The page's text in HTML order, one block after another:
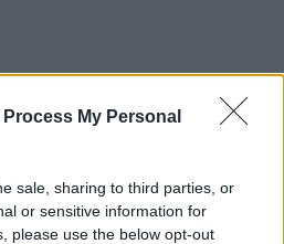
Process My Personal
sale, sharing to third parties, or
or sensitive information for
please use the below opt-out